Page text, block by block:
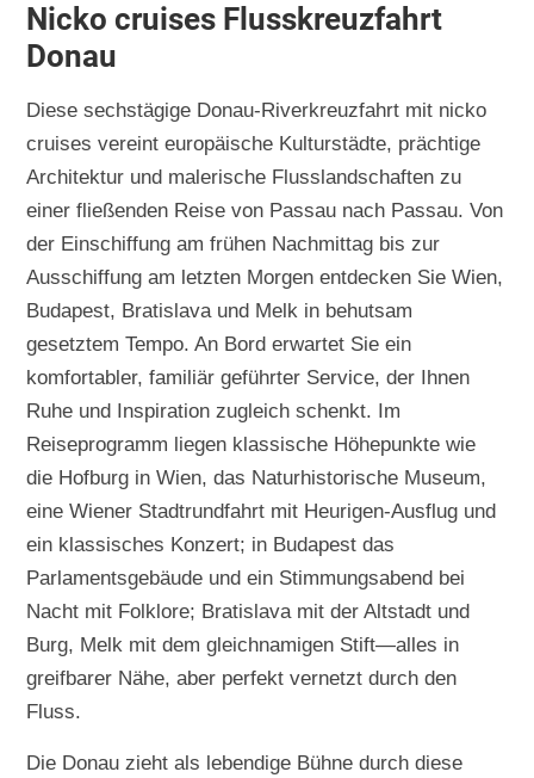
Nicko cruises Flusskreuzfahrt
Donau
Diese sechstägige Donau-Riverkreuzfahrt mit nicko
cruises vereint europäische Kulturstädte, prächtige
Architektur und malerische Flusslandschaften zu
einer fließenden Reise von Passau nach Passau. Von
der Einschiffung am frühen Nachmittag bis zur
Ausschiffung am letzten Morgen entdecken Sie Wien,
Budapest, Bratislava und Melk in behutsam
gesetztem Tempo. An Bord erwartet Sie ein
komfortabler, familiär geführter Service, der Ihnen
Ruhe und Inspiration zugleich schenkt. Im
Reiseprogramm liegen klassische Höhepunkte wie
die Hofburg in Wien, das Naturhistorische Museum,
eine Wiener Stadtrundfahrt mit Heurigen-Ausflug und
ein klassisches Konzert; in Budapest das
Parlamentsgebäude und ein Stimmungsabend bei
Nacht mit Folklore; Bratislava mit der Altstadt und
Burg, Melk mit dem gleichnamigen Stift—alles in
greifbarer Nähe, aber perfekt vernetzt durch den
Fluss.
Die Donau zieht als lebendige Bühne durch diese